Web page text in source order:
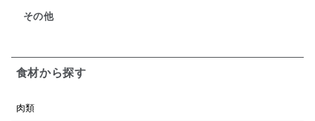
その他
食材から探す
肉類